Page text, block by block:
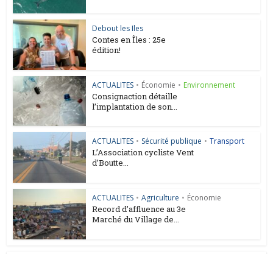
Debout les Iles
Contes en Îles : 25e
édition!
ACTUALITES • Économie • Environnement
Consignaction détaille
l’implantation de son...
ACTUALITES • Sécurité publique • Transport
L’Association cycliste Vent
d’Boutte...
ACTUALITES • Agriculture • Économie
Record d’affluence au 3e
Marché du Village de...